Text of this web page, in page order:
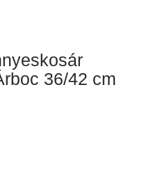
36/42 cm